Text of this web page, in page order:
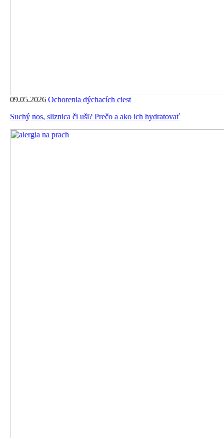
09.05.2026 Ochorenia dýchacích ciest
Suchý nos, sliznica či uši? Prečo a ako ich hydratovať